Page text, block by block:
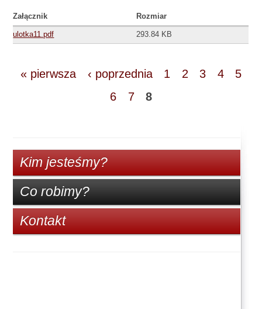
Załącznik Rozmiar
ulotka11.pdf 293.84 KB
« pierwsza ‹ poprzednia 1 2 3 4
5
6
7 8
Kim jesteśmy?
Co robimy?
Kontakt